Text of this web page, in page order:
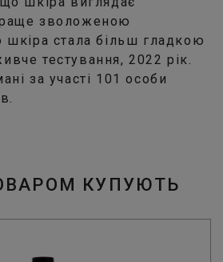
зволоженою
шкіра стала більш гладкою
тестування, 2022 рік.
за участі 101 особи
КУПУЮТЬ